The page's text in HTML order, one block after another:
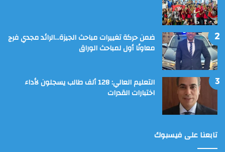
ضمن حركة تغييرات مباحث الجيزة…الرائد مجدي فرج
معاونًا أول لمباحث الوراق
التعليم العالي: 128 ألف طالب يسجلون لأداء
اختبارات القدرات
تابعنا على فيسبوك